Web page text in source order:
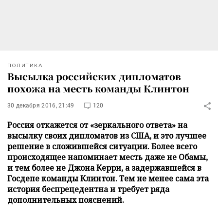
ПОЛИТИКА
Высылка российских дипломатов
похожа на месть команды Клинтон
30 декабря 2016, 21:49 120
Россия откажется от «зеркального ответа» на
высылку своих дипломатов из США, и это лучшее
решение в сложившейся ситуации. Более всего
происходящее напоминает месть даже не Обамы,
и тем более не Джона Керри, а задержавшейся в
Госдепе команды Клинтон. Тем не менее сама эта
история беспрецедентна и требует ряда
дополнительных пояснений.